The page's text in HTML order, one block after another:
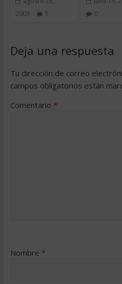
2003
5
0
Deja una respuesta
Tu dirección de correo
campos obligatorios están
Comentario *
Nombre *